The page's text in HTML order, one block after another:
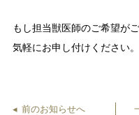
もし担当獣医師のご希望が
気軽にお申し付けください。
前のお知らせへ